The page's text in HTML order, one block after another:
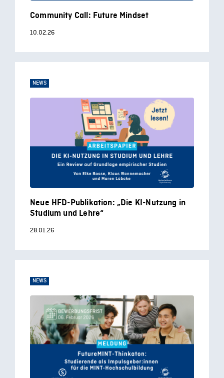
Community Call: Future Mindset
10.02.26
NEWS
Neue HFD-Publikation: „Die KI-Nutzung in
Studium und Lehre“
28.01.26
NEWS